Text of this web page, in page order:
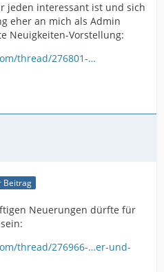
jeden interessant ist und sich
eher an mich als Admin
Neuigkeiten-Vorstellung:
thread/276801-…
Beitrag
Neuerungen dürfte für
thread/276966-…er-und-